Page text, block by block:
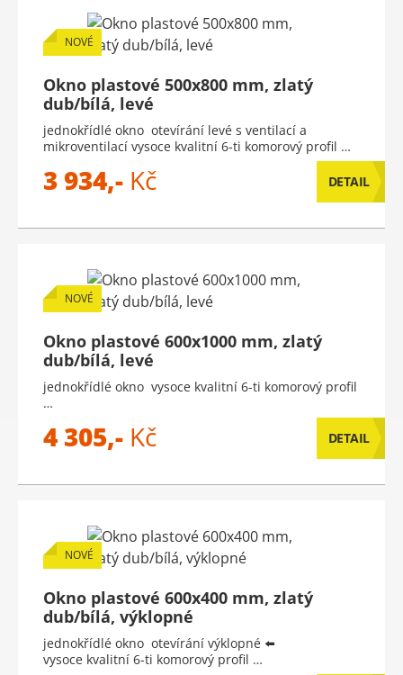
NOVÉ
Okno plastové 500x800 mm, zlatý
dub/bílá, levé
jednokřídlé okno otevírání levé s ventilací a
mikroventilací vysoce kvalitní 6-ti komorový profil …
3 934,- Kč DETAIL
NOVÉ
Okno plastové 600x1000 mm, zlatý
dub/bílá, levé
jednokřídlé okno vysoce kvalitní 6-ti komorový profil
…
4 305,- Kč DETAIL
NOVÉ
Okno plastové 600x400 mm, zlatý
dub/bílá, výklopné
jednokřídlé okno otevírání výklopné ⬅️
vysoce kvalitní 6-ti komorový profil …